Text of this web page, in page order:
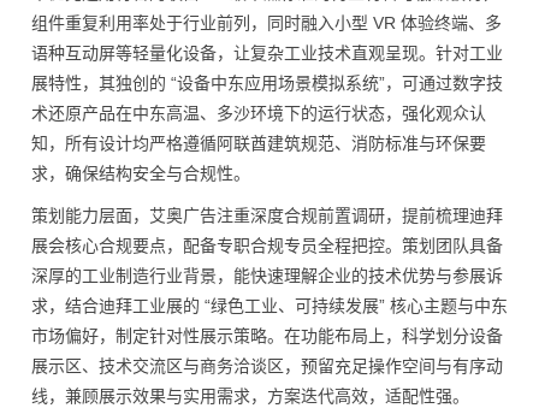
组件重复利用率处于行业前列，同时融入小型 VR 体验终端、多
语种互动屏等轻量化设备，让复杂工业技术直观呈现。针对工业
展特性，其独创的 “设备中东应用场景模拟系统”，可通过数字技
术还原产品在中东高温、多沙环境下的运行状态，强化观众认
知，所有设计均严格遵循阿联酋建筑规范、消防标准与环保要
求，确保结构安全与合规性。
策划能力层面，艾奥广告注重深度合规前置调研，提前梳理迪拜
展会核心合规要点，配备专职合规专员全程把控。策划团队具备
深厚的工业制造行业背景，能快速理解企业的技术优势与参展诉
求，结合迪拜工业展的 “绿色工业、可持续发展” 核心主题与中东
市场偏好，制定针对性展示策略。在功能布局上，科学划分设备
展示区、技术交流区与商务洽谈区，预留充足操作空间与有序动
线，兼顾展示效果与实用需求，方案迭代高效，适配性强。